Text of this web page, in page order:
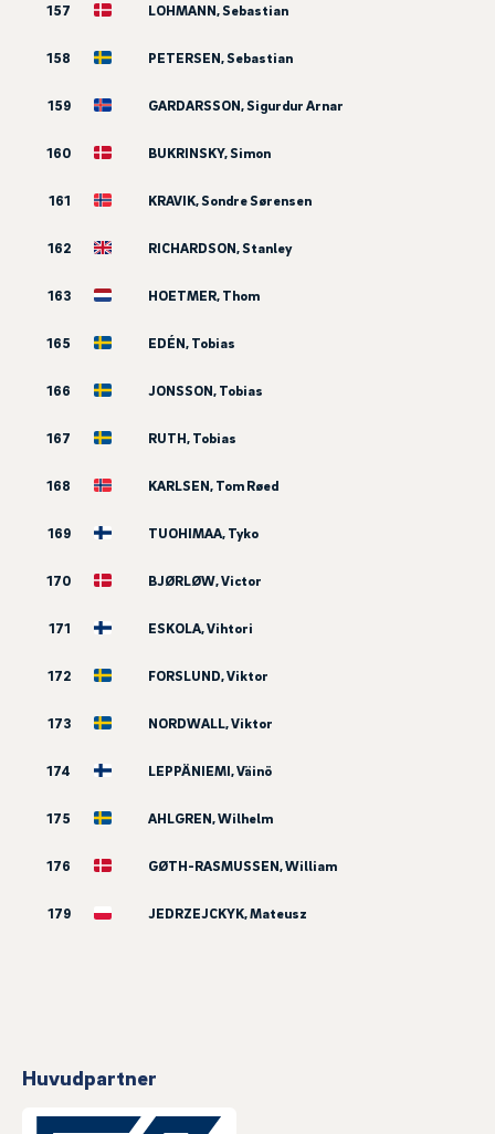
157 LOHMANN, Sebastian
158 PETERSEN, Sebastian
159 GARDARSSON, Sigurdur Arnar
160 BUKRINSKY, Simon
161 KRAVIK, Sondre Sørensen
162 RICHARDSON, Stanley
163 HOETMER, Thom
165 EDÉN, Tobias
166 JONSSON, Tobias
167 RUTH, Tobias
168 KARLSEN, Tom Røed
169 TUOHIMAA, Tyko
170 BJØRLØW, Victor
171 ESKOLA, Vihtori
172 FORSLUND, Viktor
173 NORDWALL, Viktor
174 LEPPÄNIEMI, Väinö
175 AHLGREN, Wilhelm
176 GØTH-RASMUSSEN, William
179 JEDRZEJCKYK, Mateusz
Huvudpartner